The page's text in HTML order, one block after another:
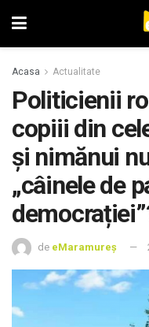
Acasa Actualitate
Politicienii
copiii din
și nimănui
„câinele de
de eMaramureș